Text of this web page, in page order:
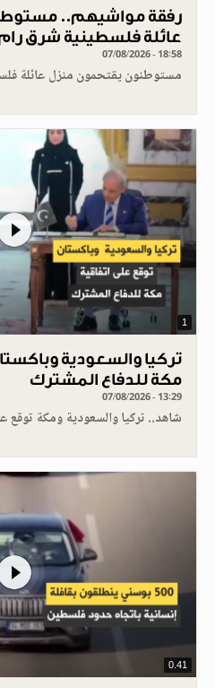
رفقة مواشيهم..
عائلة فلسطينية شرق رام
07/08/2026 - 18:58
مستوطنون يقتحمون منزل عائلة
1
تركيا والسعودية
مكة للدفاع المشترك
07/08/2026 - 13:29
شاهد.. تركيا والسعودية ومكة
0.41